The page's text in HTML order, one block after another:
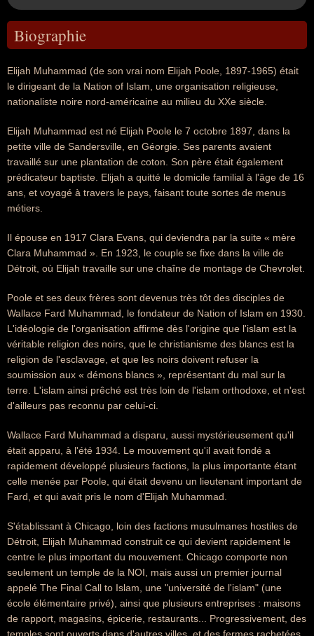
Biographie
Elijah Muhammad (de son vrai nom Elijah Poole, 1897-1965) était
le dirigeant de la Nation of Islam, une organisation religieuse,
nationaliste noire nord-américaine au milieu du XXe siècle.
Elijah Muhammad est né Elijah Poole le 7 octobre 1897, dans la
petite ville de Sandersville, en Géorgie. Ses parents avaient
travaillé sur une plantation de coton. Son père était également
prédicateur baptiste. Elijah a quitté le domicile familial à l'âge de 16
ans, et voyagé à travers le pays, faisant toute sortes de menus
métiers.
Il épouse en 1917 Clara Evans, qui deviendra par la suite « mère
Clara Muhammad ». En 1923, le couple se fixe dans la ville de
Détroit, où Elijah travaille sur une chaîne de montage de Chevrolet.
Poole et ses deux frères sont devenus très tôt des disciples de
Wallace Fard Muhammad, le fondateur de Nation of Islam en 1930.
L'idéologie de l'organisation affirme dès l'origine que l'islam est la
véritable religion des noirs, que le christianisme des blancs est la
religion de l'esclavage, et que les noirs doivent refuser la
soumission aux « démons blancs », représentant du mal sur la
terre. L'islam ainsi prêché est très loin de l'islam orthodoxe, et n'est
d'ailleurs pas reconnu par celui-ci.
Wallace Fard Muhammad a disparu, aussi mystérieusement qu'il
était apparu, à l'été 1934. Le mouvement qu'il avait fondé a
rapidement développé plusieurs factions, la plus importante étant
celle menée par Poole, qui était devenu un lieutenant important de
Fard, et qui avait pris le nom d'Elijah Muhammad.
S'établissant à Chicago, loin des factions musulmanes hostiles de
Détroit, Elijah Muhammad construit ce qui devient rapidement le
centre le plus important du mouvement. Chicago comporte non
seulement un temple de la NOI, mais aussi un premier journal
appelé The Final Call to Islam, une "université de l'islam" (une
école élémentaire privé), ainsi que plusieurs entreprises : maisons
de rapport, magasins, épicerie, restaurants... Progressivement, des